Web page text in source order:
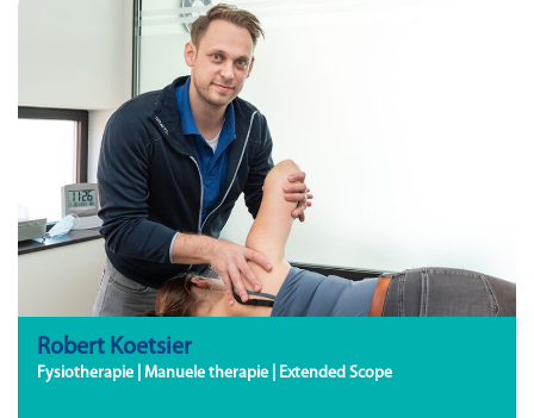
Robert Koetsier
Fysiotherapie | Manuele therapie | Extended Scope